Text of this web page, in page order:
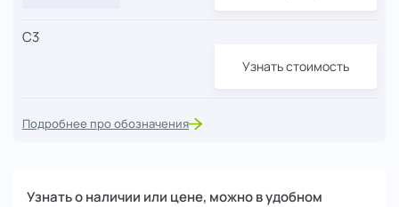
С3
Узнать стоимость
Подробнее про обозначения
Узнать о наличии или цене, можно в удобном